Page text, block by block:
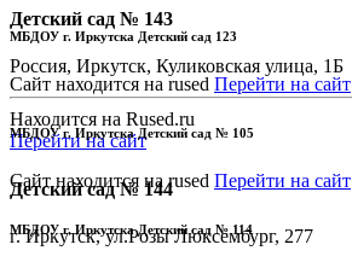
Детский сад № 143
Россия, Иркутск, Куликовская улица, 1Б
Находится на Rused.ru
Перейти на сайт
Детский сад № 144
г. Иркутск, ул.Розы Люксембург, 277
МБДОУ г. Иркутска Детский сад 123
Сайт находится на rused Перейти на сайт
МБДОУ г. Иркутска Детский сад № 105
Сайт находится на rused Перейти на сайт
МБДОУ г. Иркутска Детский сад № 114